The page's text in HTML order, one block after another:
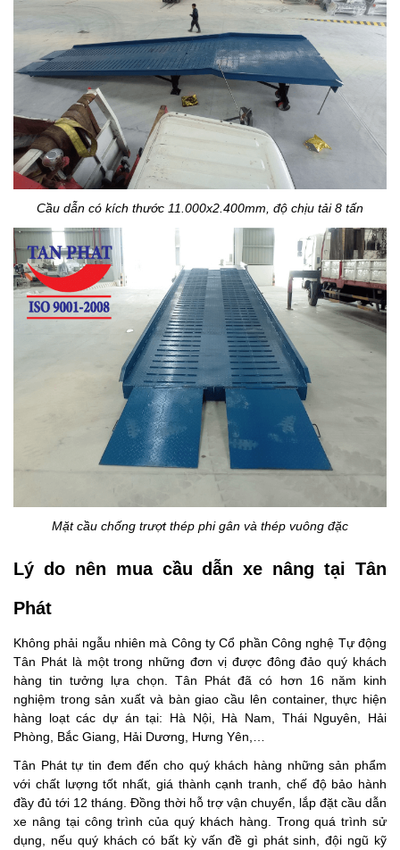
Cầu dẫn có kích thước 11.000x2.400mm, độ chịu tải 8 tấn
Mặt cầu chống trượt thép phi gân và thép vuông đặc
Lý do nên mua cầu dẫn xe nâng tại Tân
Phát
Không phải ngẫu nhiên mà Công ty Cổ phần Công nghệ Tự động
Tân Phát là một trong những đơn vị được đông đảo quý khách
hàng tin tưởng lựa chọn. Tân Phát đã có hơn 16 năm kinh
nghiệm trong sản xuất và bàn giao cầu lên container, thực hiện
hàng loạt các dự án tại: Hà Nội, Hà Nam, Thái Nguyên, Hải
Phòng, Bắc Giang, Hải Dương, Hưng Yên,…
Tân Phát tự tin đem đến cho quý khách hàng những sản phẩm
với chất lượng tốt nhất, giá thành cạnh tranh, chế độ bảo hành
đầy đủ tới 12 tháng. Đồng thời hỗ trợ vận chuyển, lắp đặt cầu dẫn
xe nâng tại công trình của quý khách hàng. Trong quá trình sử
dụng, nếu quý khách có bất kỳ vấn đề gì phát sinh, đội ngũ kỹ